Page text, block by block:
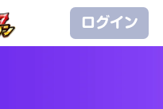
ログイン